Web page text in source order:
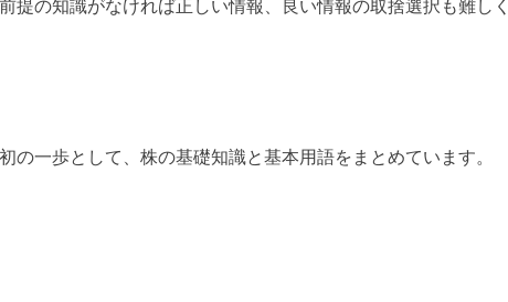
提の知識がなければ正しい情報、良い情報の取捨選択も難しく
の一歩として、株の基礎知識と基本用語をまとめています。